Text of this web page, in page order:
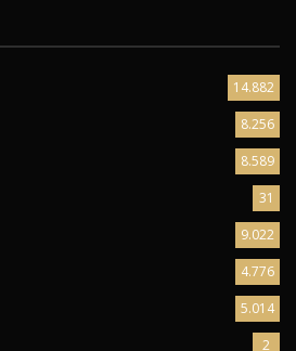
14.882
8.256
8.589
31
9.022
4.776
5.014
2